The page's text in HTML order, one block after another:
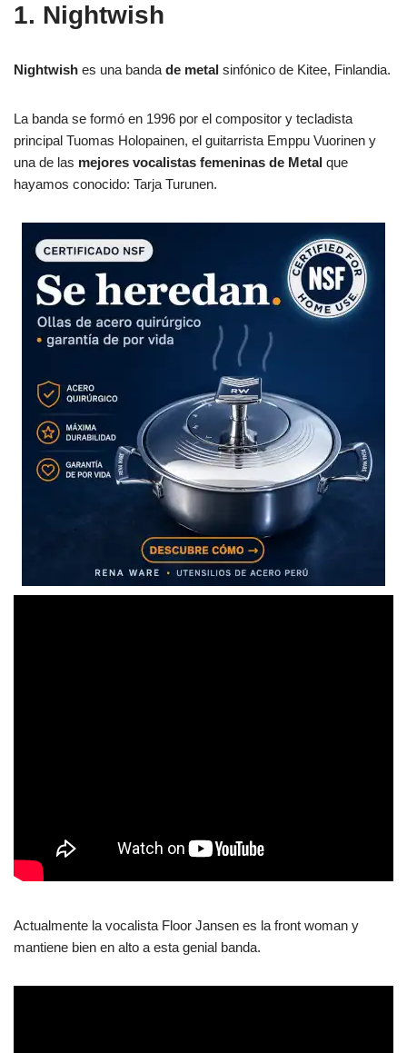
1. Nightwish
Nightwish es una banda de metal sinfónico de Kitee, Finlandia.
La banda se formó en 1996 por el compositor y tecladista
principal Tuomas Holopainen, el guitarrista Emppu Vuorinen y
una de las mejores vocalistas femeninas de Metal que
hayamos conocido: Tarja Turunen.
Actualmente la vocalista Floor Jansen es la front woman y
mantiene bien en alto a esta genial banda.